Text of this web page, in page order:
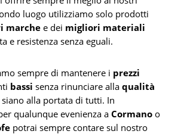
luogo utilizziamo solo prodotti
marchee dei migliori materiali
e resistenza senza eguali.
sempre di mantenere i prezzi
bassi senza rinunciare alla qualità
alla portata di tutti. In
qualunque evenienza a Cormanoo
potrai sempre contare sul nostro